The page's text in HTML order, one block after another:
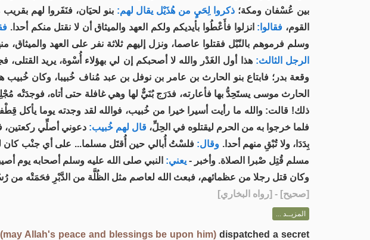
بين عُسْفان ومكة؛ ذكروا لِحَيٍ من هُذَيْل يقال لهم: بنو لحيَان، فنَفَروا لهم
القوم، فقالوا: انزلوا فأَعْطُوا بأيديكم ولكم العهد والميثاق أن لا نقتل منكم أحدا.
وسلم فرموهم بالنّبْل فقتلوا عاصما، ونزل إليهم ثلاثة نفر على العهد
الرجل الثالث: هذا أول الغَدْر والله لا أصحبكم إن لي بهؤلاء أُسْوة، يريد
وقعة بدر؛ فابتاع بنو الحارث بن عامر بن نوفل بن عبد مُناف خُبيبا، وكان
الحارث موسى يستَحِدُّ بها فأعارته، فدَرَج بُنَيٌّ لها وهي غافلة حتى أتاه،
ذلك! قالت: والله ما رأيت أسيرا خيرا من خُبيب، فوالله لقد وجدته يوما يأكل
فلما خرجوا به من الحرم ليقتلوه في الحِلِّ، قال لهم خُبيب: دعوني أصلِّي ركعتين،
بِدَدَا، ولا تُبْقِ منهم أحدا. وقال: فلسْتُ أُبالي حين أُقتَل مسلما... على أي جنْب
مسلم قُتِل صْبرا الصلاة. وأخبر - يعني: النبي صلى الله عليه وسلم أصحابه يوم
وكان قتل رجلا من عظمائهم، فبعث الله لعاصم مثل الظُلَّة من الدَّبْرِ فحَمَتْه من
[صحيح] - [رواه البخاري]
المزيــد ...
(may Allah's peace and blessings be upon him) dispatched a secret